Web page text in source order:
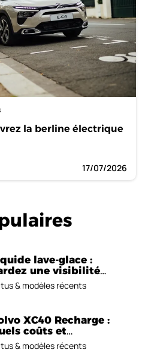
la berline électrique
17/07/2026
lave-glace :
une visibilité
en voiture
& modèles récents
XC40 Recharge :
coûts et
?
& modèles récents